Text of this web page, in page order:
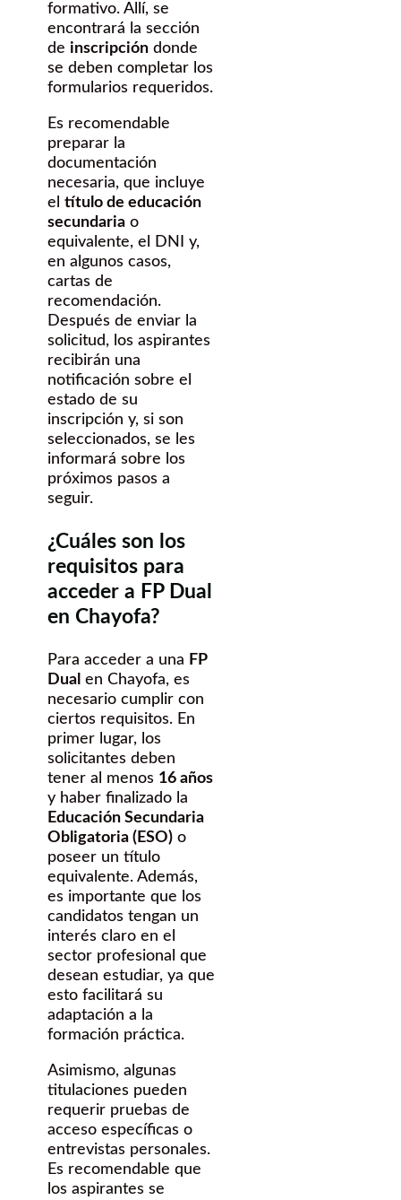
formativo. Allí, se
encontrará la sección
de inscripción donde
se deben completar los
formularios requeridos.
Es recomendable
preparar la
documentación
necesaria, que incluye
el título de educación
secundaria o
equivalente, el DNI y,
en algunos casos,
cartas de
recomendación.
Después de enviar la
solicitud, los aspirantes
recibirán una
notificación sobre el
estado de su
inscripción y, si son
seleccionados, se les
informará sobre los
próximos pasos a
seguir.
¿Cuáles son los
requisitos para
acceder a FP Dual
en Chayofa?
Para acceder a una FP
Dual en Chayofa, es
necesario cumplir con
ciertos requisitos. En
primer lugar, los
solicitantes deben
tener al menos 16 años
y haber finalizado la
Educación Secundaria
Obligatoria (ESO) o
poseer un título
equivalente. Además,
es importante que los
candidatos tengan un
interés claro en el
sector profesional que
desean estudiar, ya que
esto facilitará su
adaptación a la
formación práctica.
Asimismo, algunas
titulaciones pueden
requerir pruebas de
acceso específicas o
entrevistas personales.
Es recomendable que
los aspirantes se